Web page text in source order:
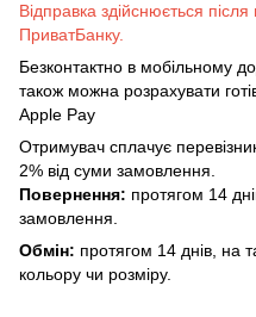
Відправка здійснюється
ПриватБанку.
Безконтактно в мобільному
також можна розрахувати
Apple Pay
Отримувач сплачує
2% від суми замовлення.
Повернення: протягом 14
замовлення.
Обмін: протягом 14 днів, на
кольору чи розміру.